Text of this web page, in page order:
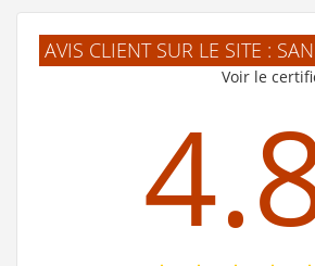
AVIS CLIENT SUR LE SITE :
Voir le